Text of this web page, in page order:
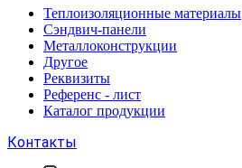
Теплоизоляционные материалы
Сэндвич-панели
Металлоконструкции
Другое
Реквизиты
Референс - лист
Каталог продукции
Контакты